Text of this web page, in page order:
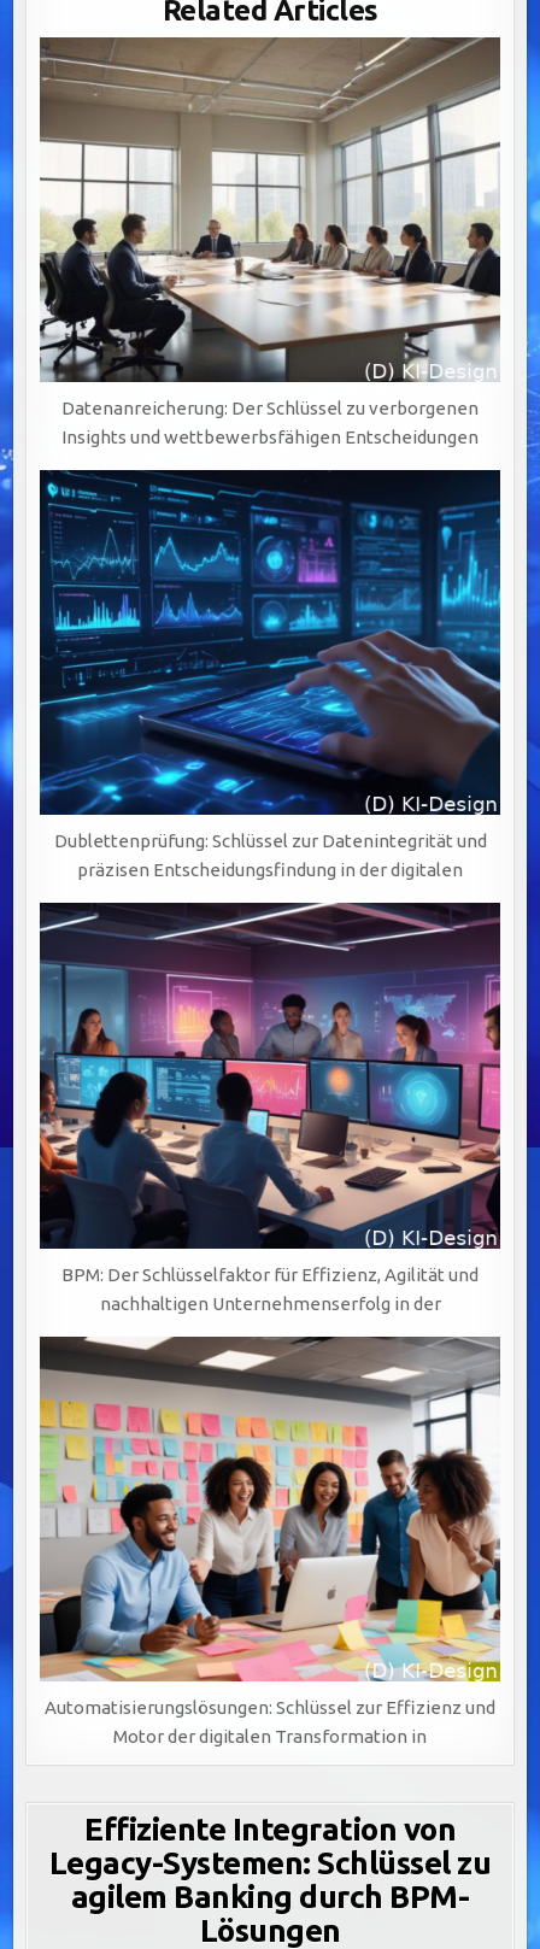
BALANCE
ZWISCHEN
INNOVATION
UND
ÖFFENTLICHER
SICHERHEIT.
Related Articles
Datenanreicherung: Der Schlüssel zu verborgenen
Insights und wettbewerbsfähigen Entscheidungen
Dublettenprüfung: Schlüssel zur Datenintegrität und
präzisen Entscheidungsfindung in der digitalen
BPM: Der Schlüsselfaktor für Effizienz, Agilität und
nachhaltigen Unternehmenserfolg in der
Automatisierungslösungen: Schlüssel zur Effizienz und
Motor der digitalen Transformation in
Effiziente Integration von
Legacy-Systemen: Schlüssel zu
agilem Banking durch BPM-
Lösungen